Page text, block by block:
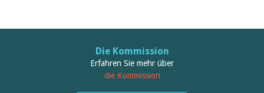
Die Kommission
Erfahren Sie mehr über
die Kommission